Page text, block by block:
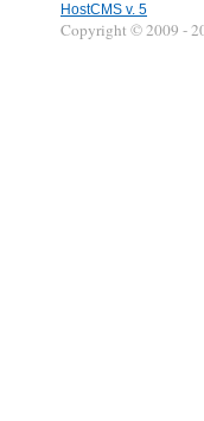
HostCMS v. 5
Copyright © 2009 -